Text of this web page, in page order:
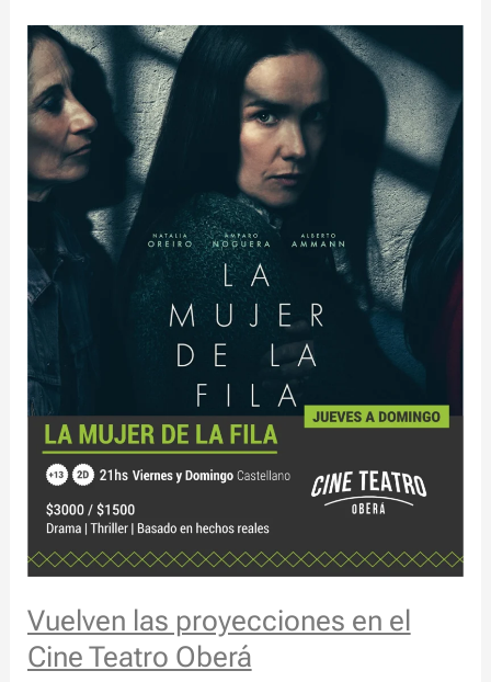
Vuelven las proyecciones en el
Cine Teatro Oberá
Vuelven
las
proyecciones
en
el
Cine
Teatro